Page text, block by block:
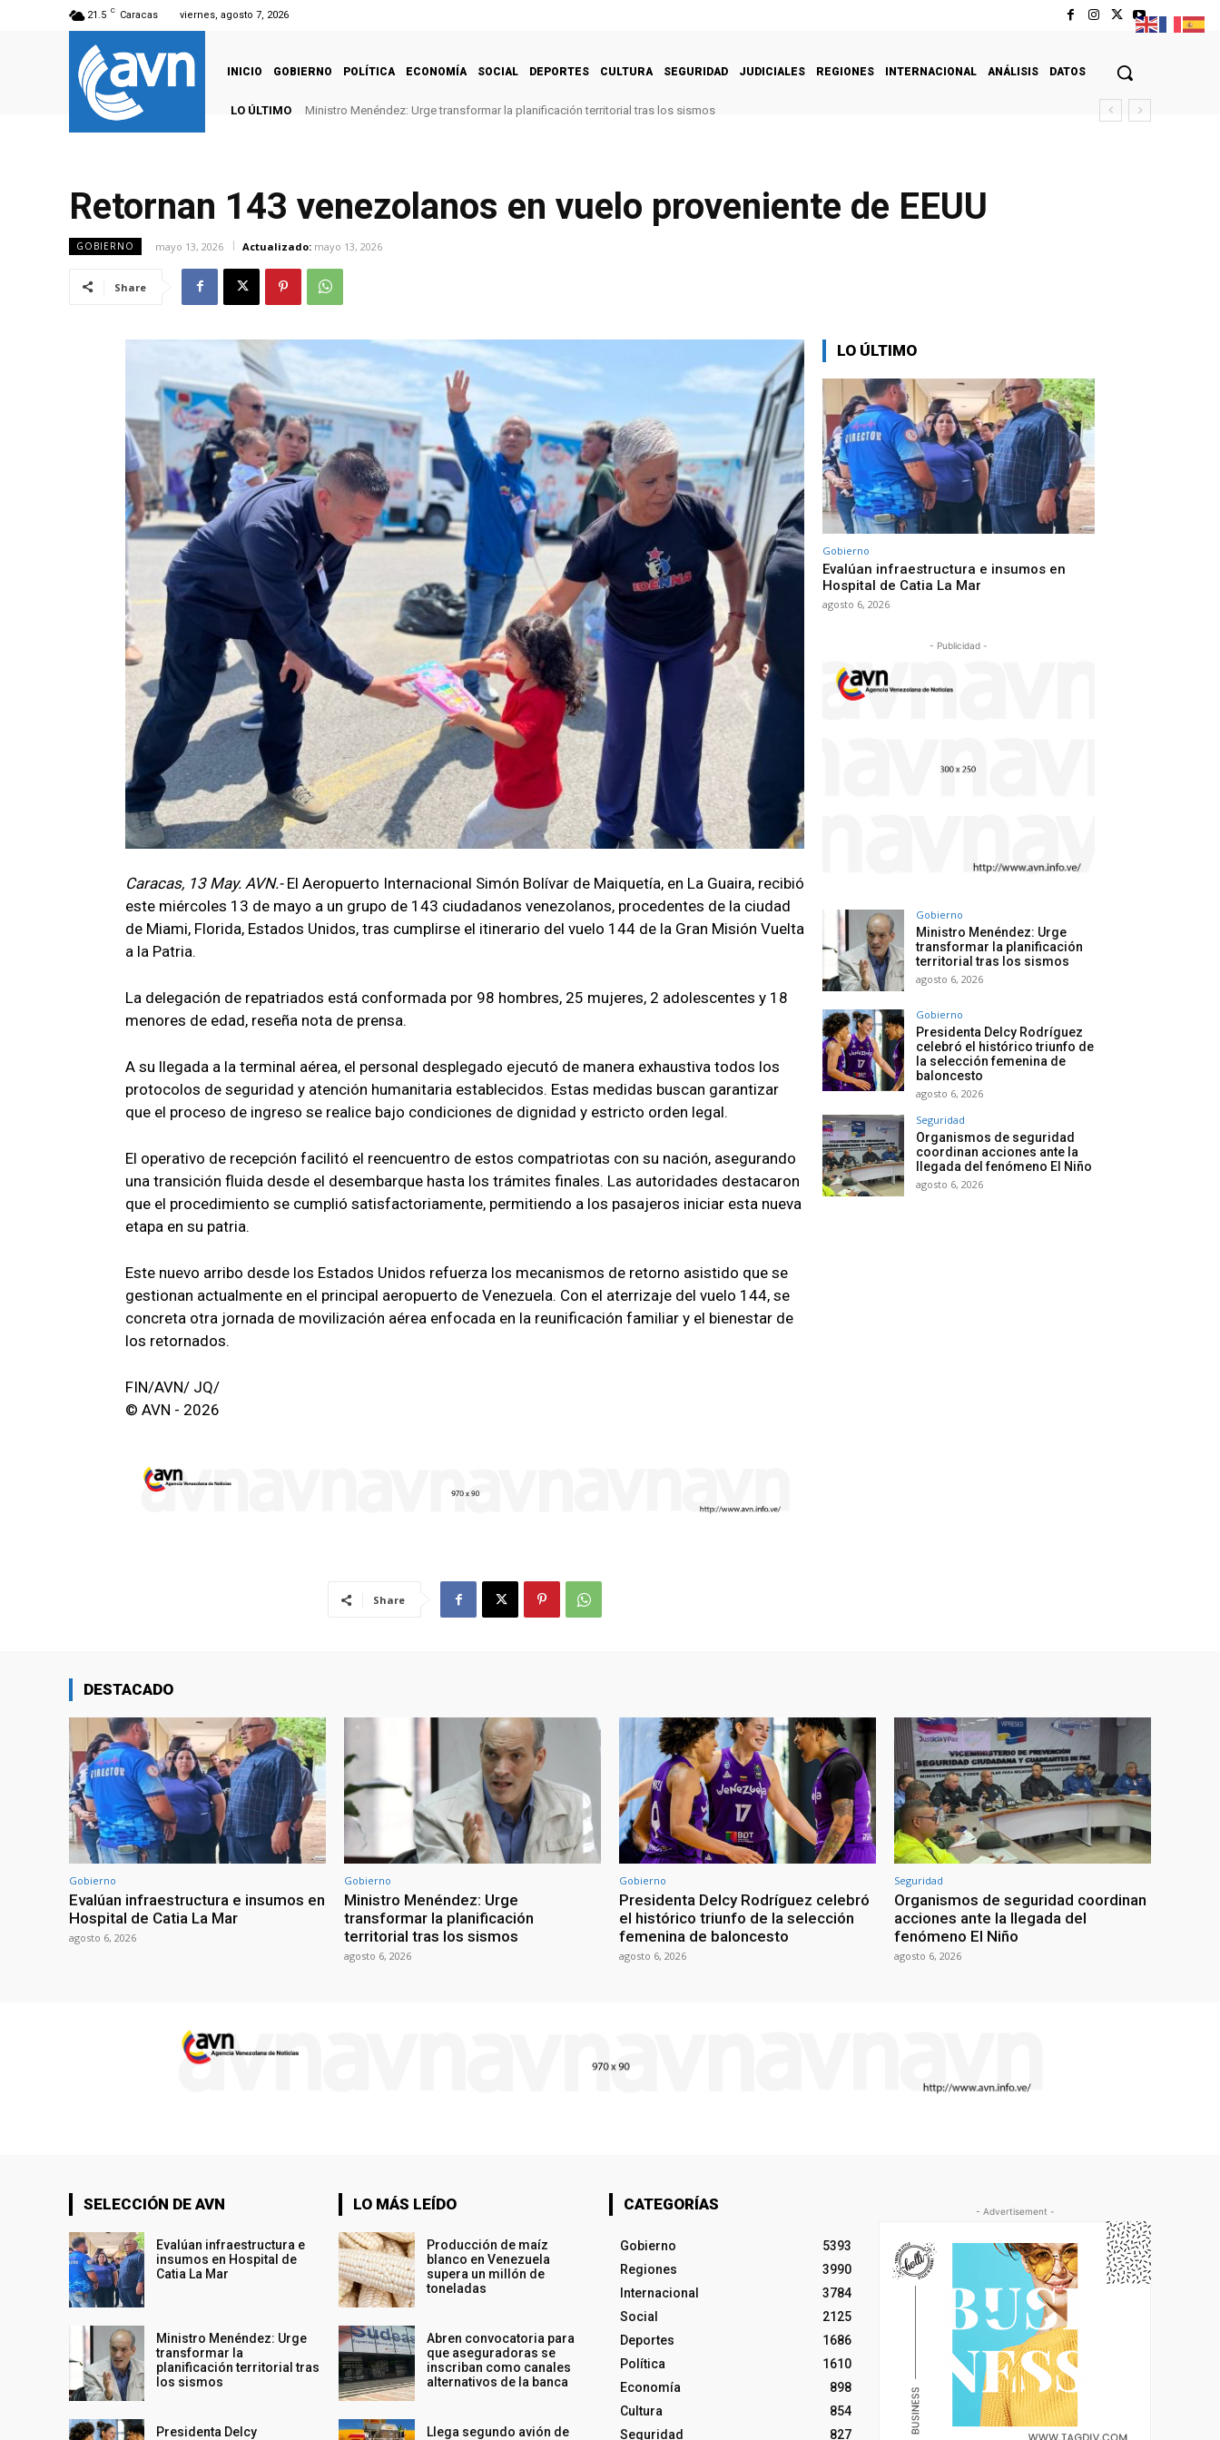
21.5 C Caracas viernes, agosto 7, 2026
INICIO GOBIERNO POLÍTICA ECONOMÍA SOCIAL DEPORTES CULTURA SEGURIDAD JUDICIALES REGIONES INTERNACIONAL ANÁLISIS DATOS
LO ÚLTIMO Ministro Menéndez: Urge transformar la planificación territorial tras los sismos
Retornan 143 venezolanos en vuelo proveniente de EEUU
GOBIERNO mayo 13, 2026 Actualizado: mayo 13, 2026
Share
Caracas, 13 May. AVN.- El Aeropuerto Internacional Simón Bolívar de Maiquetía, en La Guaira, recibió
este miércoles 13 de mayo a un grupo de 143 ciudadanos venezolanos, procedentes de la ciudad
de Miami, Florida, Estados Unidos, tras cumplirse el itinerario del vuelo 144 de la Gran Misión Vuelta
a la Patria.
La delegación de repatriados está conformada por 98 hombres, 25 mujeres, 2 adolescentes y 18
menores de edad, reseña nota de prensa.
A su llegada a la terminal aérea, el personal desplegado ejecutó de manera exhaustiva todos los
protocolos de seguridad y atención humanitaria establecidos. Estas medidas buscan garantizar
que el proceso de ingreso se realice bajo condiciones de dignidad y estricto orden legal.
El operativo de recepción facilitó el reencuentro de estos compatriotas con su nación, asegurando
una transición fluida desde el desembarque hasta los trámites finales. Las autoridades destacaron
que el procedimiento se cumplió satisfactoriamente, permitiendo a los pasajeros iniciar esta nueva
etapa en su patria.
Este nuevo arribo desde los Estados Unidos refuerza los mecanismos de retorno asistido que se
gestionan actualmente en el principal aeropuerto de Venezuela. Con el aterrizaje del vuelo 144, se
concreta otra jornada de movilización aérea enfocada en la reunificación familiar y el bienestar de
los retornados.
FIN/AVN/ JQ/
© AVN - 2026
Share
LO ÚLTIMO
Gobierno
Evalúan infraestructura e insumos en
Hospital de Catia La Mar
agosto 6, 2026
- Publicidad -
Gobierno
Ministro Menéndez: Urge
transformar la planificación
territorial tras los sismos
agosto 6, 2026
Gobierno
Presidenta Delcy Rodríguez
celebró el histórico triunfo de
la selección femenina de
baloncesto
agosto 6, 2026
Seguridad
Organismos de seguridad
coordinan acciones ante la
llegada del fenómeno El Niño
agosto 6, 2026
DESTACADO
Gobierno
Evalúan infraestructura e insumos en
Hospital de Catia La Mar
agosto 6, 2026
Gobierno
Ministro Menéndez: Urge
transformar la planificación
territorial tras los sismos
agosto 6, 2026
Gobierno
Presidenta Delcy Rodríguez celebró
el histórico triunfo de la selección
femenina de baloncesto
agosto 6, 2026
Seguridad
Organismos de seguridad coordinan
acciones ante la llegada del
fenómeno El Niño
agosto 6, 2026
SELECCIÓN DE AVN
Evalúan infraestructura e
insumos en Hospital de
Catia La Mar
Ministro Menéndez: Urge
transformar la
planificación territorial tras
los sismos
Presidenta Delcy
LO MÁS LEÍDO
Producción de maíz
blanco en Venezuela
supera un millón de
toneladas
Abren convocatoria para
que aseguradoras se
inscriban como canales
alternativos de la banca
Llega segundo avión de
CATEGORÍAS
Gobierno
5393
Regiones
3990
Internacional
3784
Social
2125
Deportes
1686
Política
1610
Economía
898
Cultura
854
Seguridad
827
- Advertisement -